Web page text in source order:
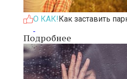
О КАК!Как заставить
Подробнее